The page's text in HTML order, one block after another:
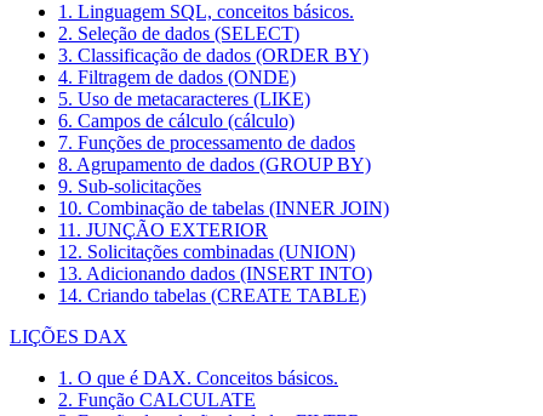
1. Linguagem SQL, conceitos básicos.
2. Seleção de dados (SELECT)
3. Classificação de dados (ORDER BY)
4. Filtragem de dados (ONDE)
5. Uso de metacaracteres (LIKE)
6. Campos de cálculo (cálculo)
7. Funções de processamento de dados
8. Agrupamento de dados (GROUP BY)
9. Sub-solicitações
10. Combinação de tabelas (INNER JOIN)
11. JUNÇÃO EXTERIOR
12. Solicitações combinadas (UNION)
13. Adicionando dados (INSERT INTO)
14. Criando tabelas (CREATE TABLE)
LIÇÕES DAX
1. O que é DAX. Conceitos básicos.
2. Função CALCULATE